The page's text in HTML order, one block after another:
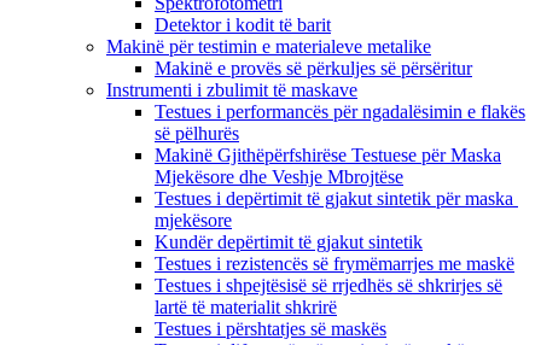
Detektor i kodit të barit
Makinë për testimin e materialeve metalike
Makinë e provës së përkuljes së përsëritur
Instrumenti i zbulimit të maskave
Testues i performancës për ngadalësimin e flakës
së pëlhurës
Makinë Gjithëpërfshirëse Testuese për Maska
Mjekësore dhe Veshje Mbrojtëse
Testues i depërtimit të gjakut sintetik për maska ​​
mjekësore
Kundër depërtimit të gjakut sintetik
Testues i rezistencës së frymëmarrjes me maskë
Testues i shpejtësisë së rrjedhës së shkrirjes së
lartë të materialit shkrirë
Testues i përshtatjes së maskës